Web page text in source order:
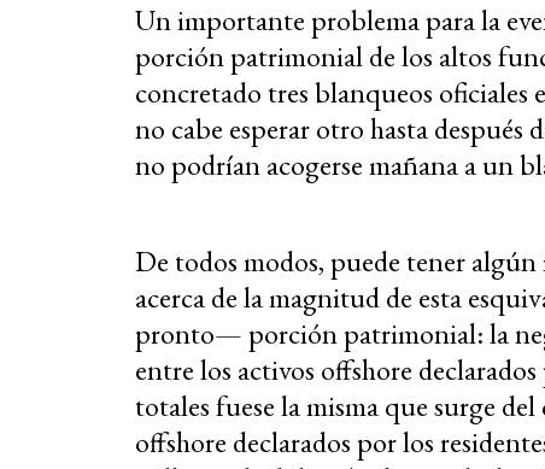
Un importante problema para la
porción patrimonial de los altos
concretado tres blanqueos oficiales
no cabe esperar otro hasta después
no podrían acogerse mañana a un
De todos modos, puede tener
acerca de la magnitud de esta
pronto— porción patrimonial: la
entre los activos offshore
totales fuese la misma que surge
offshore declarados por los